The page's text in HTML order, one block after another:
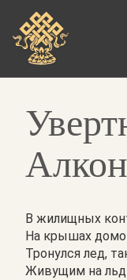
main
content
В жилищных
На крышах
Тронулся лед,
Живущим на